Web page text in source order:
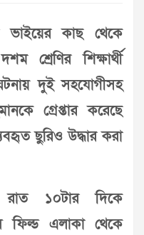
ভাইয়ের কাছ থেকে
শ্রেণির শিক্ষার্থী
দুই সহযোগীসহ
গ্রেপ্তার করেছে
ছুরিও উদ্ধার করা
রাত ১০টার দিকে
ফিল্ড এলাকা থেকে